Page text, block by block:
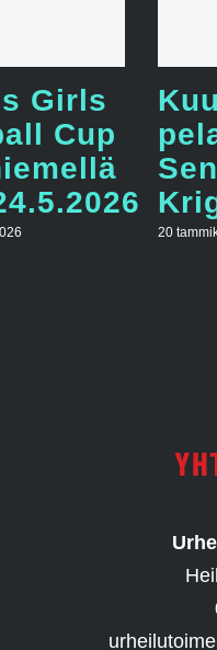
Girls
Cup
20